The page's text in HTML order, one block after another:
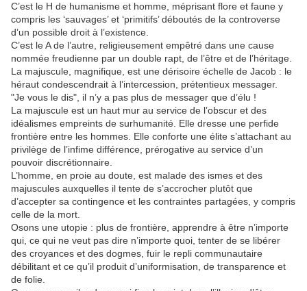
C’est le H de humanisme et homme, méprisant flore et faune y
compris les ‘sauvages’ et ‘primitifs’ déboutés de la controverse
d’un possible droit à l’existence.
C’est le A de l’autre, religieusement empêtré dans une cause
nommée freudienne par un double rapt, de l’être et de l’héritage.
La majuscule, magnifique, est une dérisoire échelle de Jacob : le
héraut condescendrait à l’intercession, prétentieux messager.
"Je vous le dis", il n’y a pas plus de messager que d’élu !
La majuscule est un haut mur au service de l’obscur et des
idéalismes empreints de surhumanité. Elle dresse une perfide
frontière entre les hommes. Elle conforte une élite s’attachant au
privilège de l’infime différence, prérogative au service d’un
pouvoir discrétionnaire.
L’homme, en proie au doute, est malade des ismes et des
majuscules auxquelles il tente de s’accrocher plutôt que
d’accepter sa contingence et les contraintes partagées, y compris
celle de la mort.
Osons une utopie : plus de frontière, apprendre à être n’importe
qui, ce qui ne veut pas dire n’importe quoi, tenter de se libérer
des croyances et des dogmes, fuir le repli communautaire
débilitant et ce qu’il produit d’uniformisation, de transparence et
de folie.